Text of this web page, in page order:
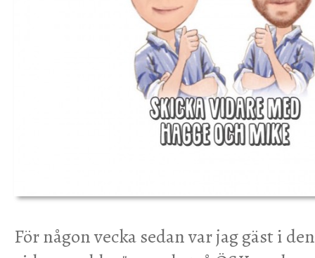
För någon vecka sedan var jag gäst i